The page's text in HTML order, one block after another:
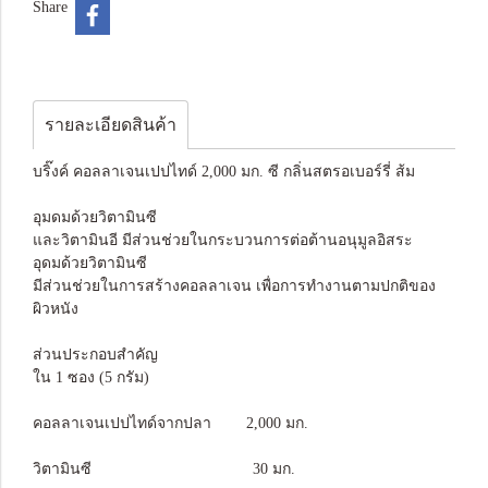
Share
รายละเอียดสินค้า
บริ๊งค์ คอลลาเจนเปปไทด์ 2,000 มก. ซี กลิ่นสตรอเบอร์รี่ ส้ม
อุมดมด้วยวิตามินซี
และวิตามินอี มีส่วนช่วยในกระบวนการต่อต้านอนุมูลอิสระ
อุดมด้วยวิตามินซี
มีส่วนช่วยในการสร้างคอลลาเจน เพื่อการทำงานตามปกติของ
ผิวหนัง
ส่วนประกอบสำคัญ
ใน 1 ซอง (5 กรัม)
คอลลาเจนเปปไทด์จากปลา 2,000 มก.
วิตามินซี 30 มก.